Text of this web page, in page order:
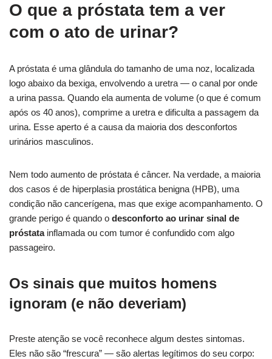
O que a próstata tem a ver
com o ato de urinar?
A próstata é uma glândula do tamanho de uma noz, localizada
logo abaixo da bexiga, envolvendo a uretra — o canal por onde
a urina passa. Quando ela aumenta de volume (o que é comum
após os 40 anos), comprime a uretra e dificulta a passagem da
urina. Esse aperto é a causa da maioria dos desconfortos
urinários masculinos.
Nem todo aumento de próstata é câncer. Na verdade, a maioria
dos casos é de hiperplasia prostática benigna (HPB), uma
condição não cancerígena, mas que exige acompanhamento. O
grande perigo é quando o desconforto ao urinar sinal de
próstatainflamada ou com tumor é confundido com algo
passageiro.
Os sinais que muitos homens
ignoram (e não deveriam)
Preste atenção se você reconhece algum destes sintomas.
Eles não são “frescura” — são alertas legítimos do seu corpo: